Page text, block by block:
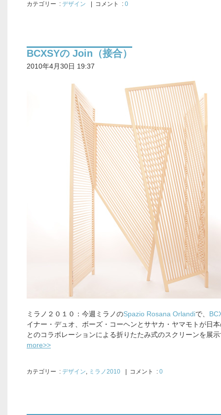
カテゴリー : デザイン | コメント : 0
BCXSYの Join（接合）
2010年4月30日 19:37
ミラノ２０１０：今週ミラノのSpazio Rosana Orlandiで、
イナー・デュオ、ボーズ・コーヘンとサヤカ・ヤマモトが日
とのコラボレーションによる折りたたみ式のスクリーンを展
more>>
カテゴリー : デザイン, ミラノ2010 | コメント : 0